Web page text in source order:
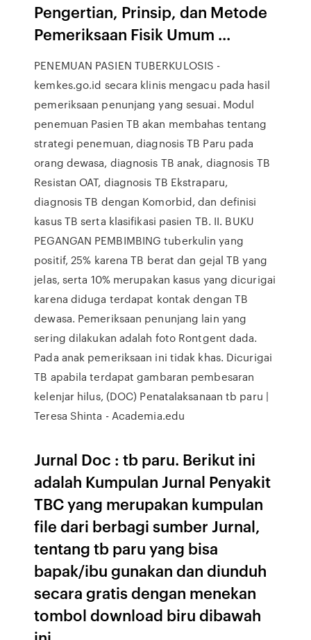
Pengertian, Prinsip, dan Metode
Pemeriksaan Fisik Umum ...
PENEMUAN PASIEN TUBERKULOSIS -
kemkes.go.id secara klinis mengacu pada hasil
pemeriksaan penunjang yang sesuai. Modul
penemuan Pasien TB akan membahas tentang
strategi penemuan, diagnosis TB Paru pada
orang dewasa, diagnosis TB anak, diagnosis TB
Resistan OAT, diagnosis TB Ekstraparu,
diagnosis TB dengan Komorbid, dan definisi
kasus TB serta klasifikasi pasien TB. II. BUKU
PEGANGAN PEMBIMBING tuberkulin yang
positif, 25% karena TB berat dan gejal TB yang
jelas, serta 10% merupakan kasus yang dicurigai
karena diduga terdapat kontak dengan TB
dewasa. Pemeriksaan penunjang lain yang
sering dilakukan adalah foto Rontgent dada.
Pada anak pemeriksaan ini tidak khas. Dicurigai
TB apabila terdapat gambaran pembesaran
kelenjar hilus, (DOC) Penatalaksanaan tb paru |
Teresa Shinta - Academia.edu
Jurnal Doc : tb paru. Berikut ini
adalah Kumpulan Jurnal Penyakit
TBC yang merupakan kumpulan
file dari berbagi sumber Jurnal,
tentang tb paru yang bisa
bapak/ibu gunakan dan diunduh
secara gratis dengan menekan
tombol download biru dibawah